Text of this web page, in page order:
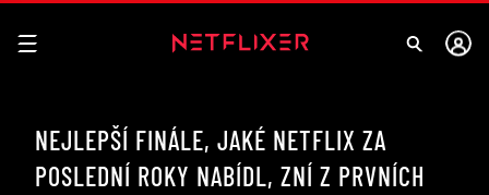
NEJLEPŠÍ FINÁLE, JAKÉ NETFLIX ZA
POSLEDNÍ ROKY NABÍDL, ZNÍ Z PRVNÍCH